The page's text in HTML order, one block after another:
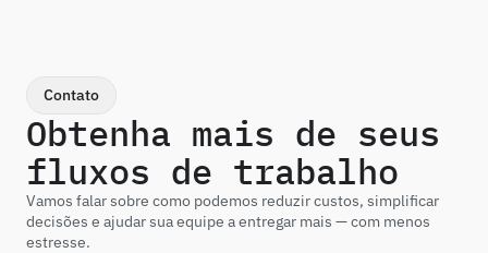
Contato
Obtenha mais de seus
fluxos de trabalho
Vamos falar sobre como podemos reduzir custos, simplificar
decisões e ajudar sua equipe a entregar mais — com menos
estresse.